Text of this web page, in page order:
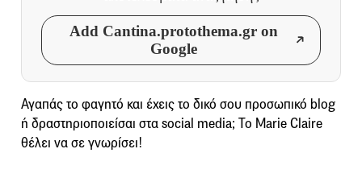
Add Cantina.protothema.gr on
Google
Αγαπάς το φαγητό και έχεις το δικό σου προσωπικό blog
ή δραστηριοποιείσαι στα social media; Το Marie Claire
θέλει να σε γνωρίσει!